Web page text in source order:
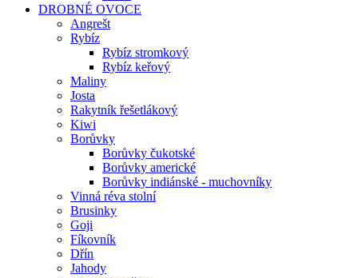
DROBNÉ OVOCE
Angrešt
Rybíz
Rybíz stromkový
Rybíz keřový
Maliny
Josta
Rakytník řešetlákový
Kiwi
Borůvky
Borůvky čukotské
Borůvky americké
Borůvky indiánské - muchovníky
Vinná réva stolní
Brusinky
Goji
Fíkovník
Dřín
Jahody